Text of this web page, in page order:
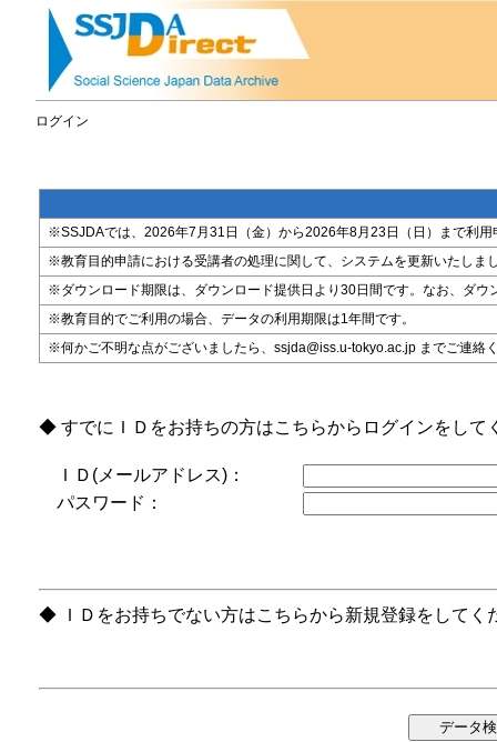
ログイン
※SSJDAでは、2026年7月31日（金）から2026年8月23日（日）まで利
※教育目的申請における受講者の処理に関して、システムを更新いたしま
※ダウンロード期限は、ダウンロード提供日より30日間です。なお、ダ
※教育目的でご利用の場合、データの利用期限は1年間です。
※何かご不明な点がございましたら、ssjda@iss.u-tokyo.ac.jp までご連絡
◆ すでにＩＤをお持ちの方はこちらからログインをして
ＩＤ(メールアドレス)：
パスワード：
◆ ＩＤをお持ちでない方はこちらから新規登録をしてく